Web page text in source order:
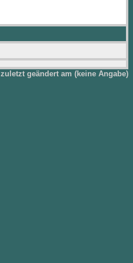
zuletzt geändert am (keine Angabe)